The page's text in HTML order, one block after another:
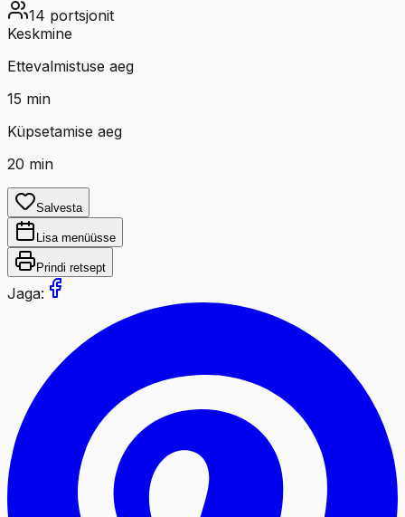
14 portsjonit
Keskmine
Ettevalmistuse aeg
15 min
Küpsetamise aeg
20 min
Salvesta
Lisa menüüsse
Prindi retsept
Jaga: